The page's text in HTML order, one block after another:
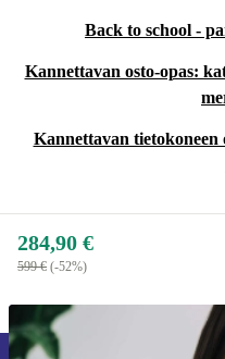
Back to school -
Kannettavan osto-opas:
Kannettavan tietokoneen
284,90 €
599 € (-52%)